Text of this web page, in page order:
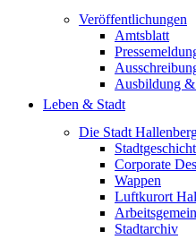
Veröffentlichungen
Amtsblatt
Ausbildung &
Leben & Stadt
Die Stadt
Corporate
Wappen
Luftkurort
Stadtarchiv